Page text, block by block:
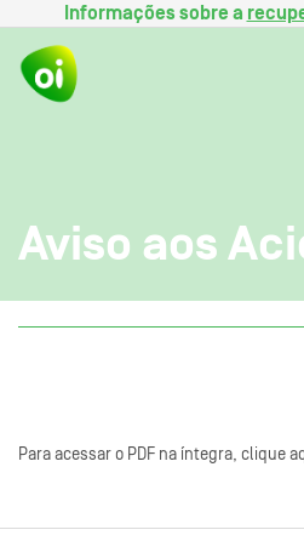
Informações sobre a
Aviso aos
Para acessar o PDF na íntegra, clique